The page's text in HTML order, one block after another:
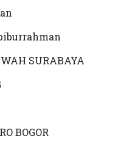
SURABAYA
BOGOR